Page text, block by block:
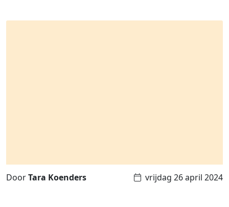
DoorTara Koenders vrijdag 26 april 2024